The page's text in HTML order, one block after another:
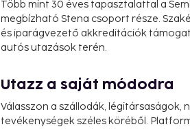
Több mint 30 éves tapasztalattal a
megbízható Stena csoport része.
és iparágvezető akkreditációk
autós utazások terén.
Utazz a saját módodra
Válasszon a szállodák, légitársaságok,
tevékenységek széles köréből.